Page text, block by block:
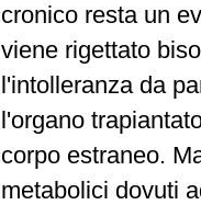
cronico resta un
viene rigettato
l'intolleranza da
l'organo
corpo estraneo.
metabolici dovuti